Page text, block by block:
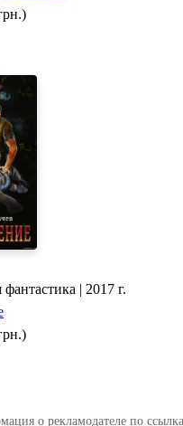
фантастика | 2017 г.
о рекламодателе по